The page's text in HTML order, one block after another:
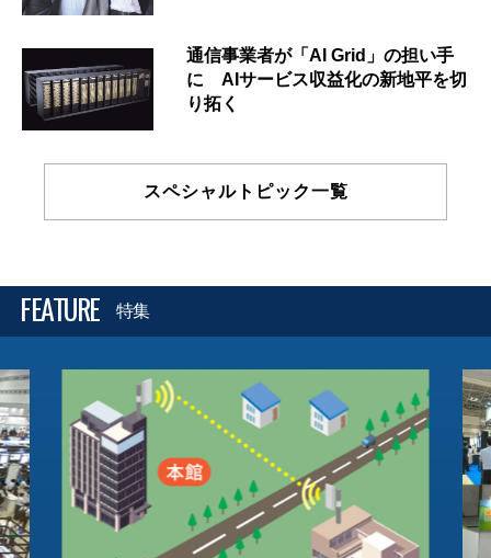
通信事業者が「AI Grid」の担い手
に AIサービス収益化の新地平を切
り拓く
スペシャルトピック一覧
FEATURE 特集